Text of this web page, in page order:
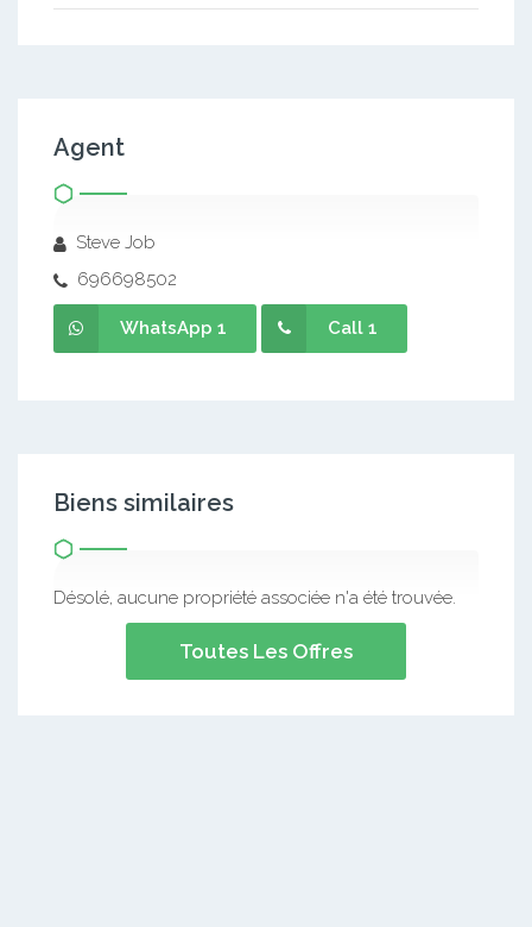
Agent
Steve Job
696698502
WhatsApp 1 Call 1
Biens similaires
Désolé, aucune propriété associée n'a été trouvée.
Toutes Les Offres